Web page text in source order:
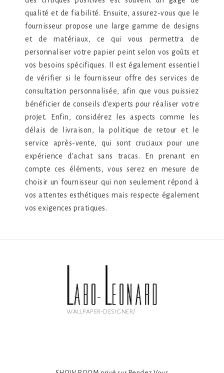
qualité et de fiabilité. Ensuite, assurez-vous que le
fournisseur propose une large gamme de designs
et de matériaux, ce qui vous permettra de
personnaliser votre papier peint selon vos goûts et
vos besoins spécifiques. Il est également essentiel
de vérifier si le fournisseur offre des services de
consultation personnalisée, afin que vous puissiez
bénéficier de conseils d'experts pour réaliser votre
projet. Enfin, considérez les aspects comme les
délais de livraison, la politique de retour et le
service après-vente, qui sont cruciaux pour une
expérience d'achat sans tracas. En prenant en
compte ces éléments, vous serez en mesure de
choisir un fournisseur qui non seulement répond à
vos attentes esthétiques mais respecte également
vos exigences pratiques.
wallpaper-designer/